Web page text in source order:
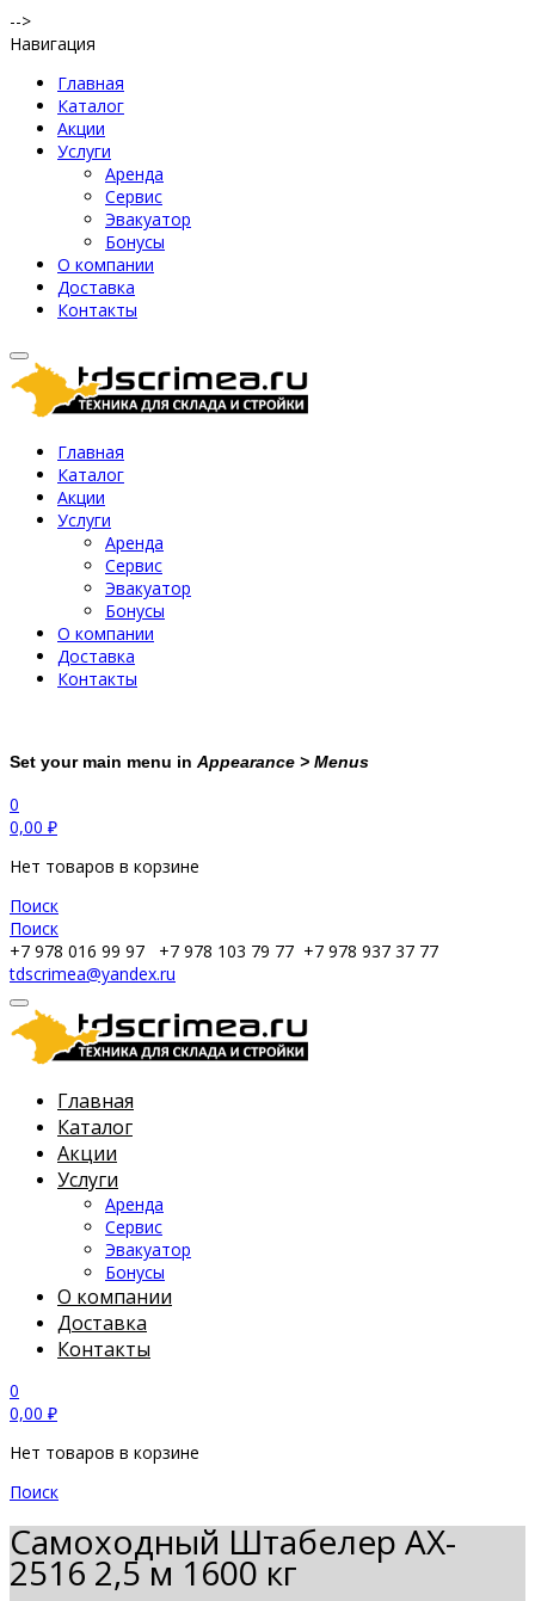
-->
Навигация
Главная
Каталог
Акции
Услуги
Аренда
Сервис
Эвакуатор
Бонусы
О компании
Доставка
Контакты
Главная
Каталог
Акции
Услуги
Аренда
Сервис
Эвакуатор
Бонусы
О компании
Доставка
Контакты
Set your main menu in Appearance > Menus
0
0,00 ₽
Нет товаров в корзине
Поиск
Поиск
+7 978 016 99 97
+7 978 103 79 77 +7 978 937 37 77
tdscrimea@yandex.ru
Главная
Каталог
Акции
Услуги
Аренда
Сервис
Эвакуатор
Бонусы
О компании
Доставка
Контакты
0
0,00 ₽
Нет товаров в корзине
Поиск
Самоходный Штабелер AX-
2516 2,5 м 1600 кг